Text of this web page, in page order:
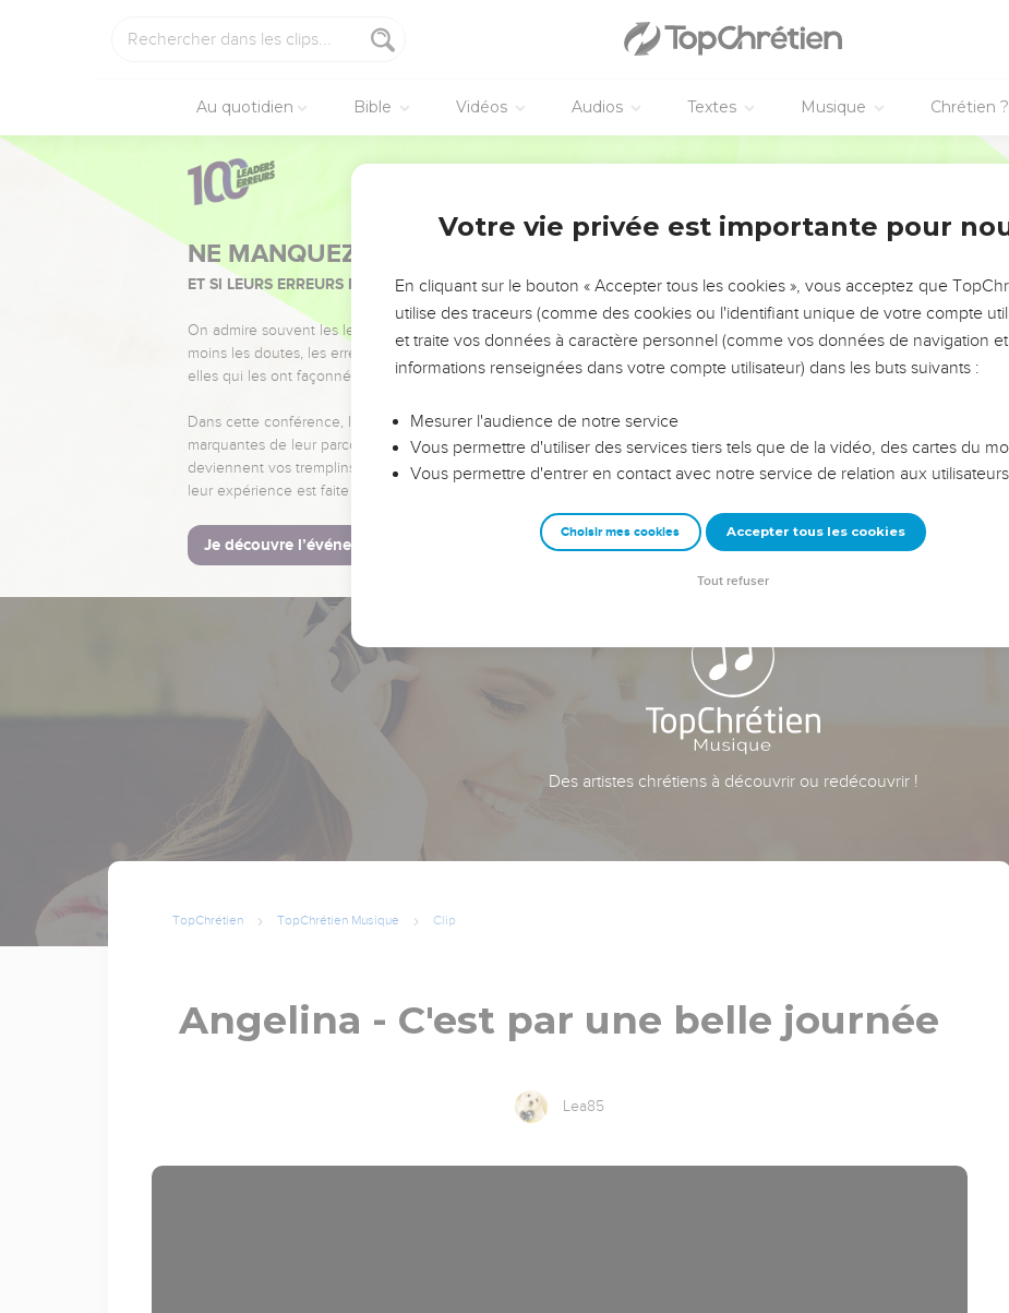
Au quotidien Bible Vidéos Audios Textes Musique Chrétien ?
NE MANQUEZ PAS L’ÉVÉNEMENT DE L’ANNÉE !
ET SI LEURS ERREURS POUVAIENT VOUS ÉVITER LES VOTRES ?
On admire souvent les leaders pour leurs réussites, leur impact, leur foi ou leur vision. Mais on voit
moins les doutes, les erreurs et les saisons difficiles qu'ils ont traversés, alors même que ce sont
elles qui les ont façonnés.
Dans cette conférence, leaders, entrepreneurs, et responsables reviennent sur les erreurs
marquantes de leur parcours et les clés pour avancer avec plus de sagesse afin que leurs erreurs
deviennent vos tremplins. Que vous guidiez un ministère, une équipe, un groupe ou une famille,
leur expérience est faite pour vous.
Je découvre l’événement
Des artistes chrétiens à découvrir ou redécouvrir !
TopChrétien TopChrétien Musique Clip
Angelina - C'est par une belle journée
Lea85
Votre vie privée est importante pour
En cliquant sur le bouton « Accepter tous les cookies », vous acceptez que
utilise des traceurs (comme des cookies ou l'identifiant unique de votre compte
et traite vos données à caractère personnel (comme vos données de navigation
informations renseignées dans votre compte utilisateur) dans les buts suivants :
Mesurer l'audience de notre service
Vous permettre d'utiliser des services tiers tels que de la vidéo, des cartes du
Vous permettre d'entrer en contact avec notre service de relation aux
Choisir mes cookies Accepter tous les cookies
Tout refuser